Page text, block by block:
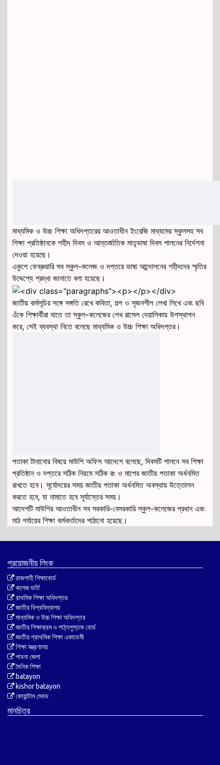
মাধ্যমিক ও উচ্চ শিক্ষা অধিদপ্তরের আওতাধীন ইংরেজি মাধ্যমের স্কুলসহ সব
শিক্ষা প্রতিষ্ঠানকে শহীদ দিবস ও আন্তর্জাতিক মাতৃভাষা দিবস পালনের নির্দেশনা
দেওয়া হয়েছে।
একুশে ফেব্রুয়ারি সব স্কুল-কলেজ ও দপ্তরে ভাষা আন্দোলনের শহীদদের স্মৃতির
উদ্দেশ্যে শ্রদ্ধা জানাতে বলা হয়েছে।
জাতীয় কর্মসূচির সঙ্গে সঙ্গতি রেখে কবিতা, গল্প ও সৃজনশীল লেখা লিখে এবং ছবি
এঁকে শিক্ষার্থীরা যাতে তা স্কুল-কলেজের শেখ রাসেল দেয়ালিকায় উপস্থাপন
করে, সেই ব্যবস্থা নিতে বলেছে মাধ্যমিক ও উচ্চ শিক্ষা অধিদপ্তর।
পতাকা টানানোর বিষয়ে মাউশি অফিস আদেশে বলেছে, দিবসটি পালনে সব শিক্ষা
প্রতিষ্ঠান ও দপ্তরে সঠিক নিয়মে সঠিক রং ও মাপের জাতীয় পতাকা অর্ধনমিত
রাখতে হবে। সূর্যোদয়ের সময় জাতীয় পতাকা অর্ধনমিত অবস্থায় উত্তোলন
করতে হবে, যা নামাতে হবে সূর্যাস্তের সময়।
আদেশটি মাউশির আওতাধীন সব সরকারি-বেসরকারি স্কুল-কলেজের প্রধান এবং
মাঠ পর্যায়ের শিক্ষা কর্মকর্তাদের পাঠানো হয়েছে।
প্রয়োজনীয় লিংক
রাজশাহী শিক্ষাবোর্ড
কলেজ ভর্তি
রাথমিক শিক্ষা অধিদপ্তর
জাতীয় বিশ্ববিদ্যালয়
মাধ্যমিক ও উচ্চ শিক্ষা অধিদপ্তর
জাতীয় শিক্ষাক্রম ও পাঠ্যপুস্তক বোর্ড
জাতীয় প্রাথমিক শিক্ষা একাডেমী
শিক্ষা মন্ত্রণালয়
পাবনা জেলা
দৈনিক শিক্ষা
batayon
kishor batayon
কোয়ান্টাম মেথড
মানচিত্র